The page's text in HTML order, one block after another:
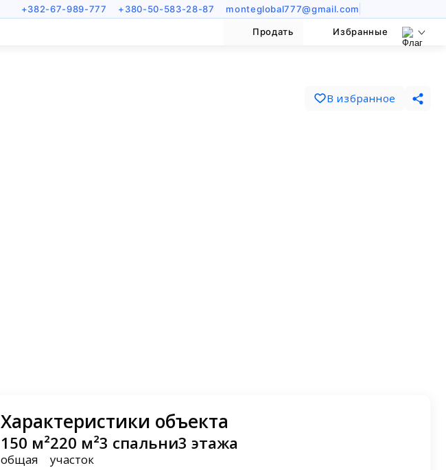
+382-67-989-777 +380-50-583-28-87 monteglobal777@gmail.com
Продать Избранные
В избранное
Характеристики объекта
150 м²
общая
220 м²
участок
3 спальни3 этажа